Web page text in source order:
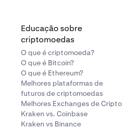
Kraken notificará os usuários
na lista de colaterais será
total da conta.
atualmente 1.000 USD,
Carteira de Negociação
Educação sobre
criptomoedas
O que é criptomoeda?
O que é Bitcoin?
O que é Ethereum?
Melhores plataformas de
futuros de criptomoedas
Melhores Exchanges de Cripto
Kraken vs. Coinbase
Kraken vs Binance